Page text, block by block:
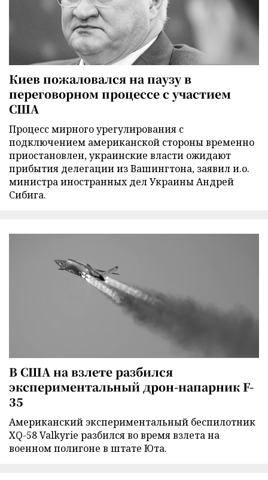
Киев пожаловался на паузу в
переговорном процессе с участием
США
Процесс мирного урегулирования с
подключением американской стороны временно
приостановлен, украинские власти ожидают
прибытия делегации из Вашингтона, заявил и.о.
министра иностранных дел Украины Андрей
Сибига.
В США на взлете разбился
экспериментальный дрон-напарник F-
35
Американский экспериментальный беспилотник
XQ-58 Valkyrie разбился во время взлета на
военном полигоне в штате Юта.